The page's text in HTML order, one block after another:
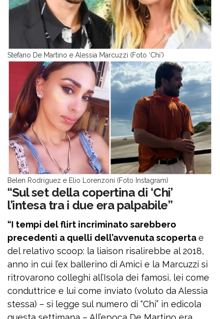
Stefano De Martino e Alessia Marcuzzi (Foto ‘Chi’)
Belen Rodriguez e Elio Lorenzoni (Foto Instagram)
“Sul set della copertina di ‘Chi’
l’intesa tra i due era palpabile”
“I tempi del flirt incriminato sarebbero
precedenti a quelli dell’avvenuta scopertae
del relativo scoop: la liaison risalirebbe al 2018,
anno in cui l’ex ballerino di Amici e la Marcuzzi si
ritrovarono colleghi all’Isola dei famosi, lei come
conduttrice e lui come inviato (voluto da Alessia
stessa) – si legge sul numero di “Chi” in edicola